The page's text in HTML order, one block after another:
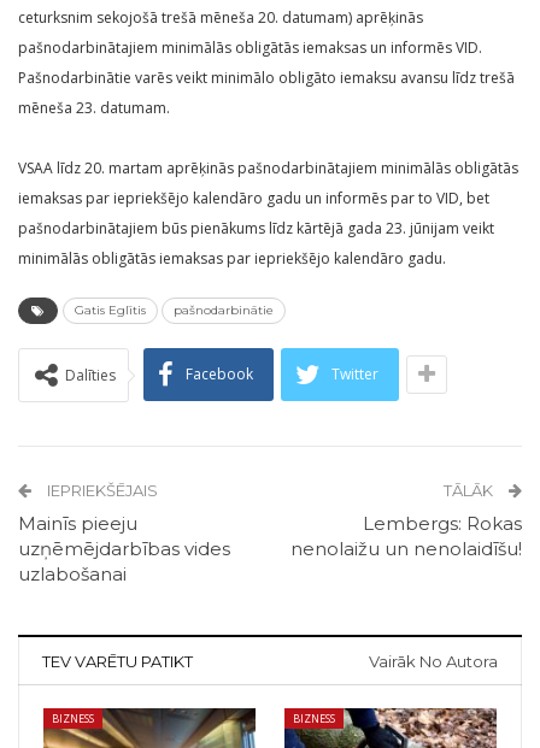
ceturksnim sekojošā trešā mēneša 20. datumam) aprēķinās
pašnodarbinātajiem minimālās obligātās iemaksas un informēs VID.
Pašnodarbinātie varēs veikt minimālo obligāto iemaksu avansu līdz trešā
mēneša 23. datumam.
VSAA līdz 20. martam aprēķinās pašnodarbinātajiem minimālās obligātās
iemaksas par iepriekšējo kalendāro gadu un informēs par to VID, bet
pašnodarbinātajiem būs pienākums līdz kārtējā gada 23. jūnijam veikt
minimālās obligātās iemaksas par iepriekšējo kalendāro gadu.
Gatis Eglītis pašnodarbinātie
Dalīties Facebook Twitter
IEPRIEKŠĒJAIS
Mainīs pieeju
uzņēmējdarbības vides
uzlabošanai
TĀLĀK
Lembergs: Rokas
nenolaižu un nenolaidīšu!
TEV VARĒTU PATIKT Vairāk No Autora
BIZNESS BIZNESS